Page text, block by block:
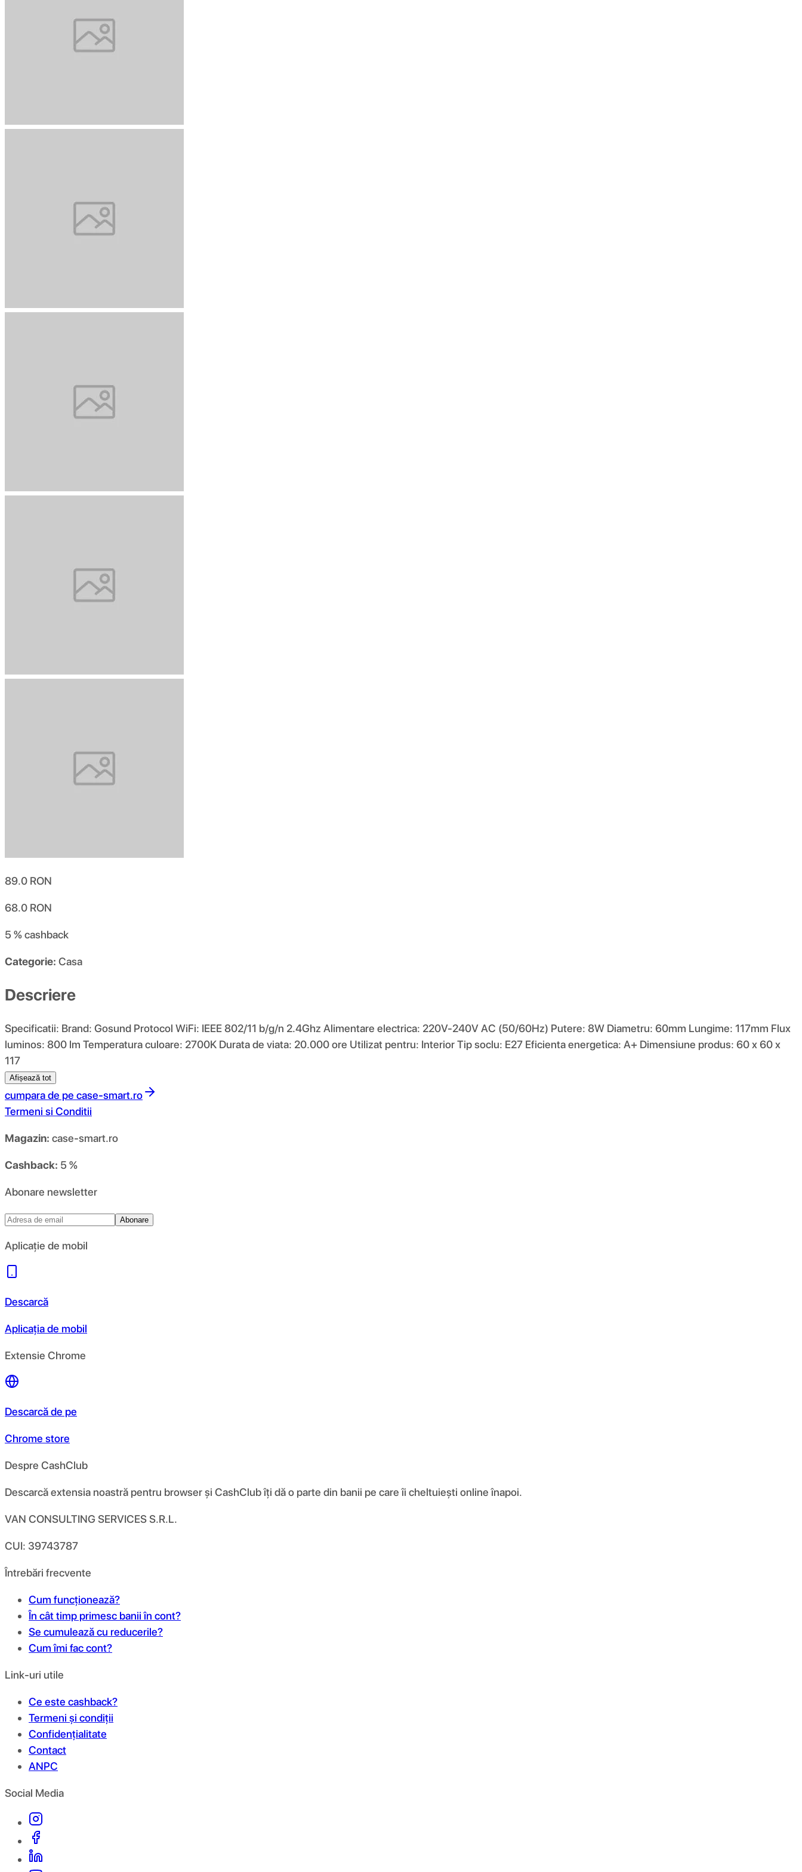
89.0 RON
68.0 RON
5 %cashback
Categorie: Casa
Descriere
Specificatii: Brand: Gosund Protocol WiFi: IEEE 802/11 b/g/n 2.4Ghz Alimentare electrica: 220V-240V AC (50/60Hz) Putere: 8W Diametru: 60mm Lungime: 117mm Flux
luminos: 800 lm Temperatura culoare: 2700K Durata de viata: 20.000 ore Utilizat pentru: Interior Tip soclu: E27 Eficienta energetica: A+ Dimensiune produs: 60 x 60 x
117
Afișează tot
cumpara de pe case-smart.ro
Termeni si Conditii
Magazin: case-smart.ro
Cashback: 5 %
Abonare newsletter
Abonare
Aplicație de mobil
Descarcă
Aplicația de mobil
Extensie Chrome
Descarcă de pe
Chrome store
Despre CashClub
Descarcă extensia noastră pentru browser și CashClub îți dă o parte din banii pe care îi cheltuiești online înapoi.
VAN CONSULTING SERVICES S.R.L.
CUI: 39743787
Întrebări frecvente
Cum funcționează?
În cât timp primesc banii în cont?
Se cumulează cu reducerile?
Cum îmi fac cont?
Link-uri utile
Ce este cashback?
Termeni și condiții
Confidențialitate
Contact
ANPC
Social Media